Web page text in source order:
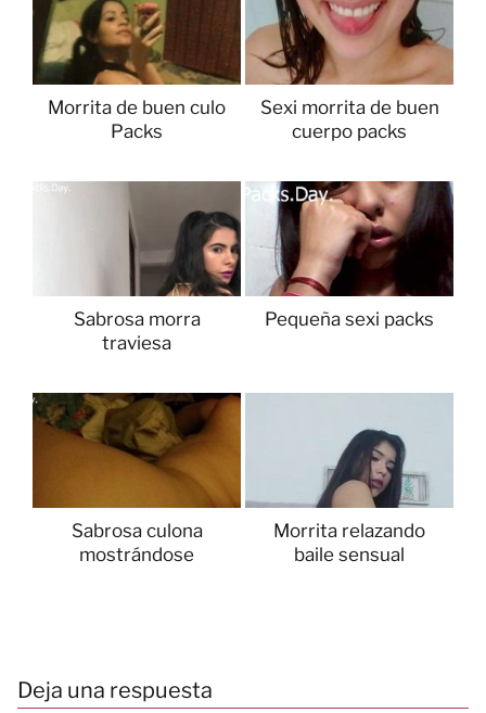
Morrita de buen culo
Packs
Sexi morrita de buen
cuerpo packs
Sabrosa morra
traviesa
Pequeña sexi packs
Sabrosa culona
mostrándose
Morrita relazando
baile sensual
Deja una respuesta